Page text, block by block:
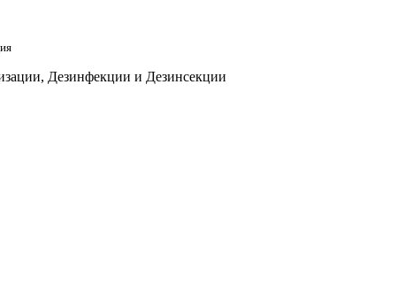
Дезинфекции и Дезинсекции